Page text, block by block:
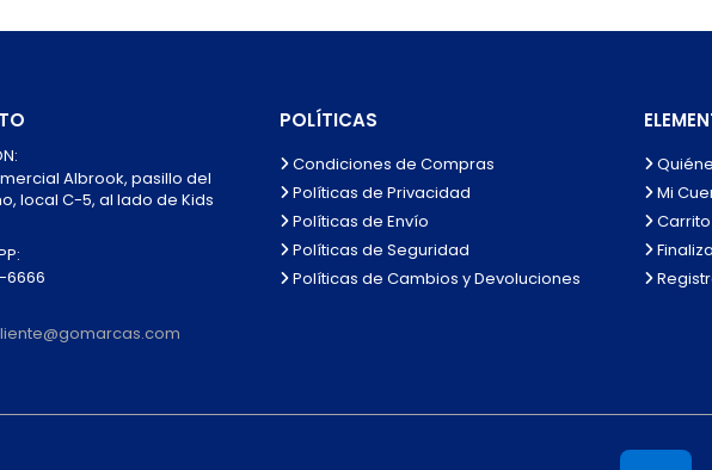
Albrook, pasillo del
local C-5, al lado de Kids
6666
POLÍTICAS
Condiciones de Compras
Políticas de Privacidad
Políticas de Envío
Políticas de Seguridad
Políticas de Cambios y Devoluciones
Mi
Carrito